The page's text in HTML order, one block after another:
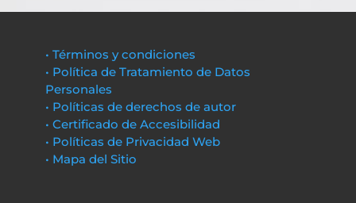
• Términos y condiciones
• Política de Tratamiento de Datos
Personales
• Políticas de derechos de autor
• Certificado de Accesibilidad
• Políticas de Privacidad Web
• Mapa del Sitio